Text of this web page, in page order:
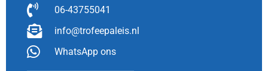
06-43755041
info@trofeepaleis.nl
WhatsApp ons